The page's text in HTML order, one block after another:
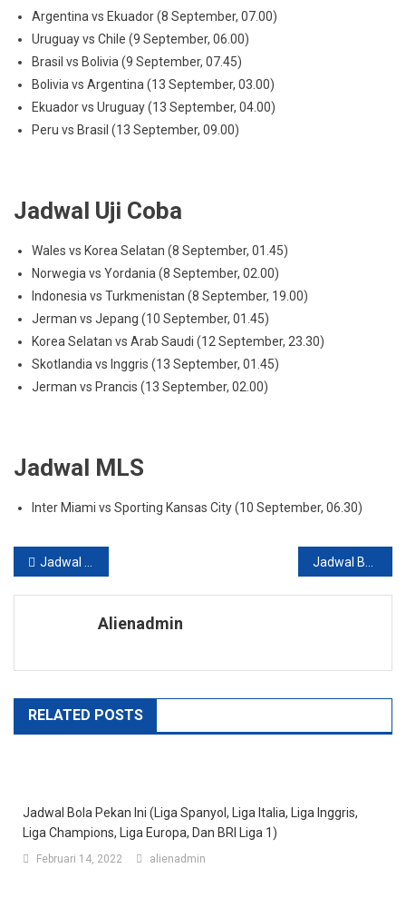
Argentina vs Ekuador (8 September, 07.00)
Uruguay vs Chile (9 September, 06.00)
Brasil vs Bolivia (9 September, 07.45)
Bolivia vs Argentina (13 September, 03.00)
Ekuador vs Uruguay (13 September, 04.00)
Peru vs Brasil (13 September, 09.00)
Jadwal Uji Coba
Wales vs Korea Selatan (8 September, 01.45)
Norwegia vs Yordania (8 September, 02.00)
Indonesia vs Turkmenistan (8 September, 19.00)
Jerman vs Jepang (10 September, 01.45)
Korea Selatan vs Arab Saudi (12 September, 23.30)
Skotlandia vs Inggris (13 September, 01.45)
Jerman vs Prancis (13 September, 02.00)
Jadwal MLS
Inter Miami vs Sporting Kansas City (10 September, 06.30)
Navigasi
pos
Jadwal Bola dan Klasemen Pekan Ini
Alienadmin
RELATED POSTS
Jadwal Bola Pekan Ini (Liga Spanyol, Liga Italia, Liga Inggris,
Liga Champions, Liga Europa, Dan BRI Liga 1)
Februari 14, 2022 alienadmin